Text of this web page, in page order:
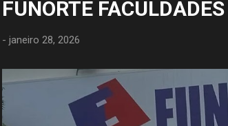
FUNORTE
- janeiro 28, 2026